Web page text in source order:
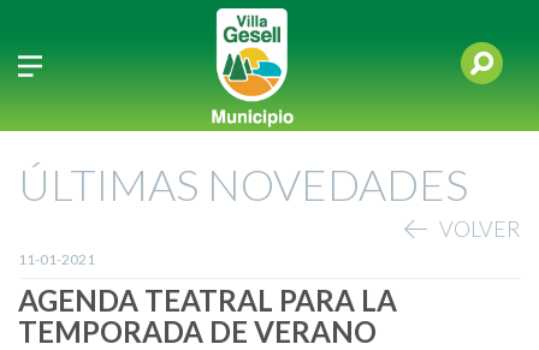
ÚLTIMAS NOVEDADES
VOLVER
11-01-2021
AGENDA TEATRAL PARA LA
TEMPORADA DE VERANO